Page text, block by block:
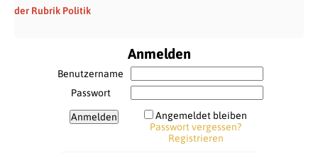
der Rubrik Politik
Anmelden
Benutzername
Passwort
Angemeldet bleiben
Passwort vergessen?
Registrieren